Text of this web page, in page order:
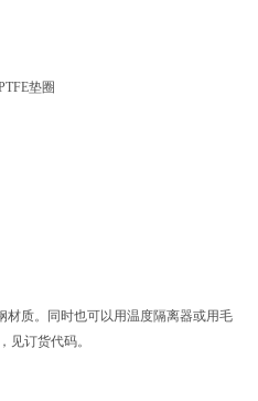
垫圈
材质。同时也可以用温度隔离器或用毛
见订货代码。